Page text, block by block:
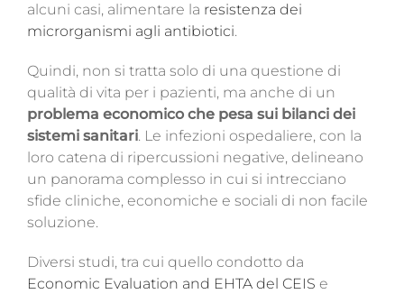
alcuni casi, alimentare la resistenza dei
microrganismi agli antibiotici.
Quindi, non si tratta solo di una questione di
qualità di vita per i pazienti, ma anche di un
problema economico che pesa sui bilanci dei
sistemi sanitari. Le infezioni ospedaliere, con la
loro catena di ripercussioni negative, delineano
un panorama complesso in cui si intrecciano
sfide cliniche, economiche e sociali di non facile
soluzione.
Diversi studi, tra cui quello condotto da
Economic Evaluation and EHTA del CEIS e